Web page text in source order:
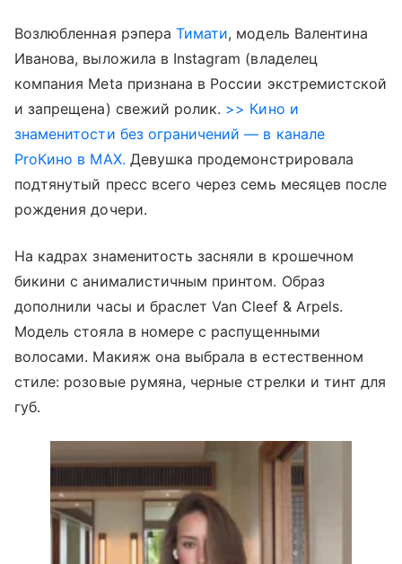
Возлюбленная рэпера Тимати, модель Валентина
Иванова, выложила в Instagram (владелец
компания Meta признана в России экстремистской
и запрещена) свежий ролик. >> Кино и
знаменитости без ограничений — в канале
ProКино в MAX. Девушка продемонстрировала
подтянутый пресс всего через семь месяцев после
рождения дочери.
На кадрах знаменитость засняли в крошечном
бикини с анималистичным принтом. Образ
дополнили часы и браслет Van Cleef & Arpels.
Модель стояла в номере с распущенными
волосами. Макияж она выбрала в естественном
стиле: розовые румяна, черные стрелки и тинт для
губ.